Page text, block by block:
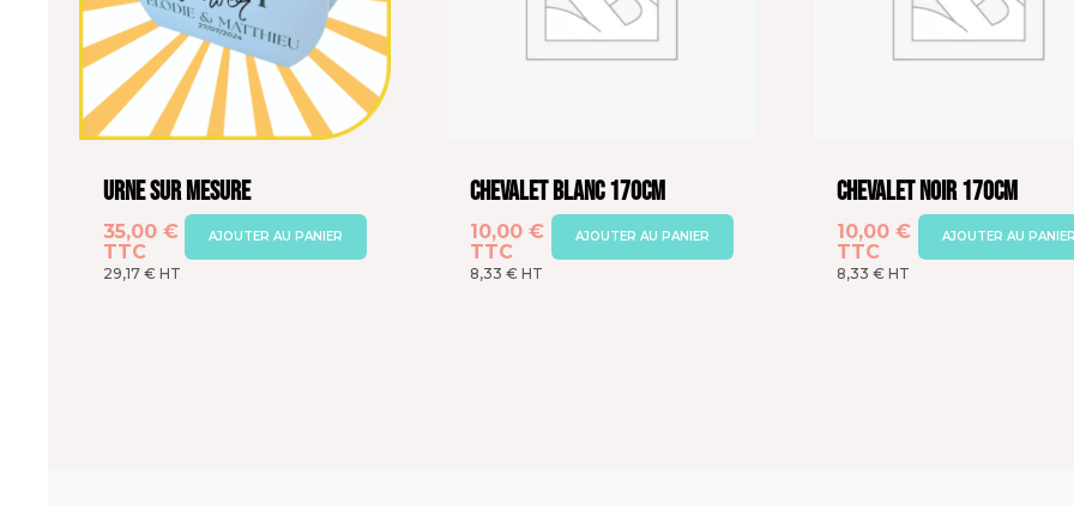
Urne sur Mesure
AJOUTER AU PANIER
35,00 €
TTC
29,17 € HT
Chevalet Blanc 170cm
AJOUTER AU PANIER
10,00 €
TTC
8,33 € HT
Chevalet Noir 170cm
AJOUTER AU
10,00 €
TTC
8,33 € HT